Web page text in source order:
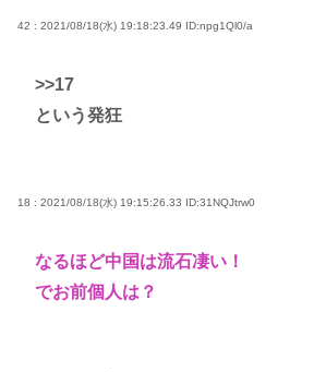
42 : 2021/08/18(水) 19:18:23.49 ID:npg1Ql0/a
>>17
という発狂
18 : 2021/08/18(水) 19:15:26.33 ID:31NQJtrw0
なるほど中国は流石凄い！
でお前個人は？